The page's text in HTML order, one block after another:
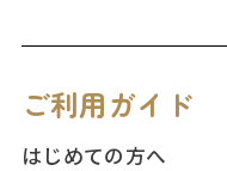
ご利用ガイド
はじめての方へ